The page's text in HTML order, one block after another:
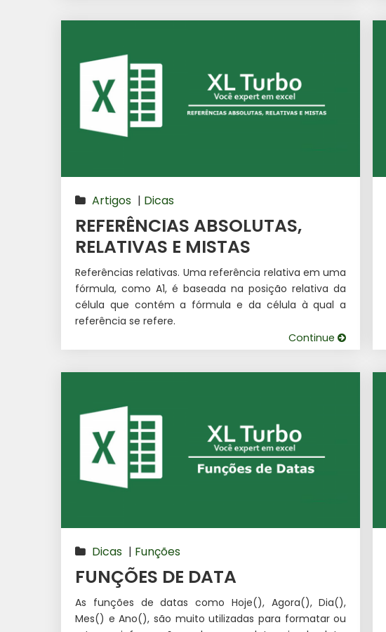
Artigos | Dicas
REFERÊNCIAS ABSOLUTAS,
RELATIVAS E MISTAS
Referências relativas. Uma referência relativa em uma
fórmula, como A1, é baseada na posição relativa da
célula que contém a fórmula e da célula à qual a
referência se refere.
Continue
Dicas | Funções
FUNÇÕES DE DATA
As funções de datas como Hoje(), Agora(), Dia(),
Mes() e Ano(), são muito utilizadas para formatar ou